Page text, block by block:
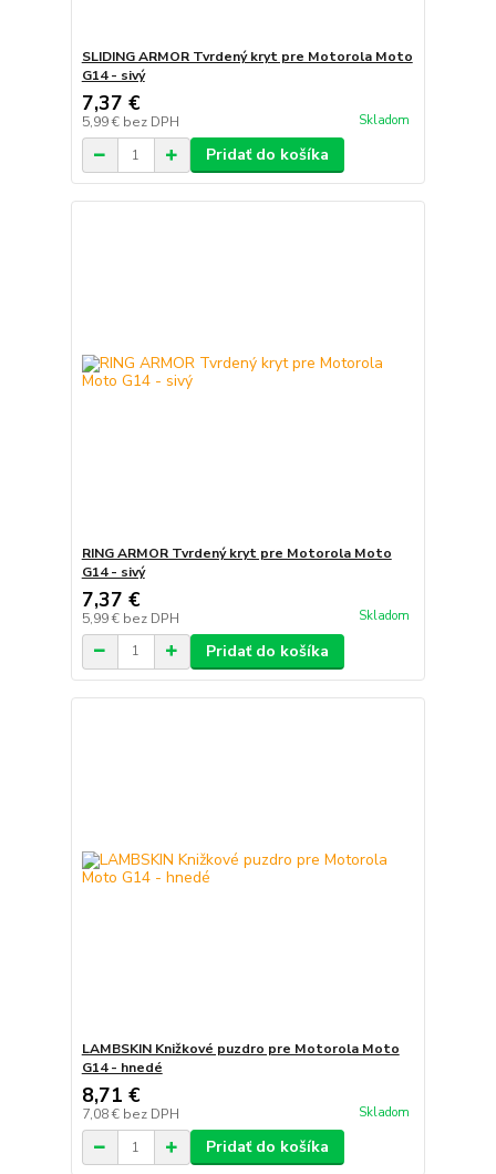
SLIDING ARMOR Tvrdený kryt pre Motorola Moto
G14 - sivý
7,37 €
5,99 € bez DPH Skladom
Pridať do košíka
RING ARMOR Tvrdený kryt pre Motorola Moto
G14 - sivý
7,37 €
5,99 € bez DPH Skladom
Pridať do košíka
LAMBSKIN Knižkové puzdro pre Motorola Moto
G14 - hnedé
8,71 €
7,08 € bez DPH Skladom
Pridať do košíka